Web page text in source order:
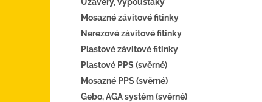
Mosazné závitové fitinky
Nerezové závitové fitinky
Plastové závitové fitinky
Plastové PPS (svěrné)
Mosazné PPS (svěrné)
Gebo, AGA systém (svěrné)